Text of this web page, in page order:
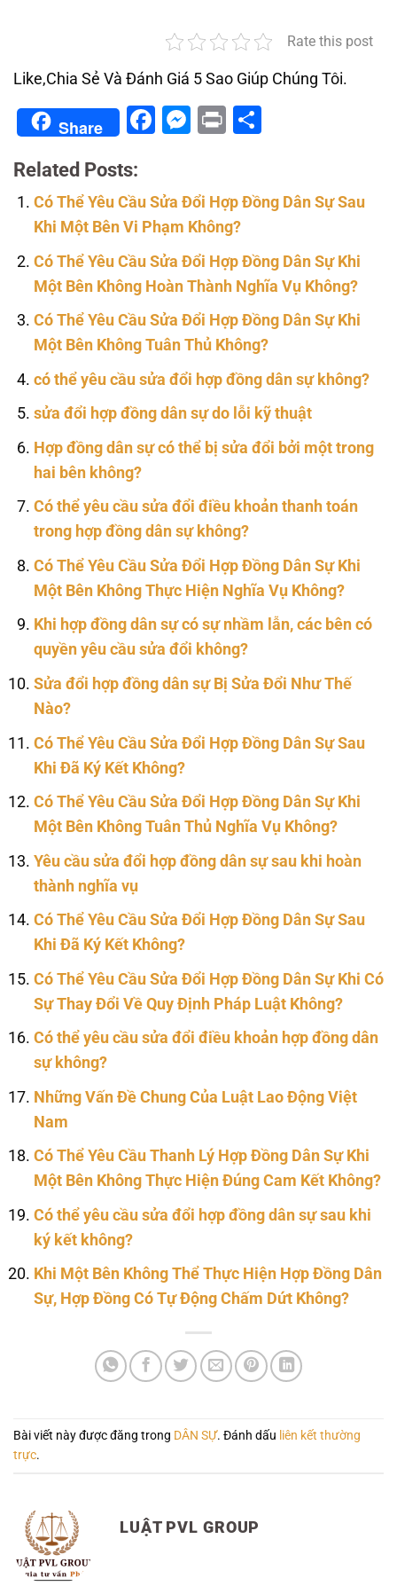
Rate this post
Like,Chia Sẻ Và Đánh Giá 5 Sao Giúp Chúng Tôi.
Share Facebook
Messenger
Print
Related Posts:
Có Thể Yêu Cầu Sửa Đổi Hợp Đồng Dân Sự Sau
Khi Một Bên Vi Phạm Không?
Có Thể Yêu Cầu Sửa Đổi Hợp Đồng Dân Sự Khi
Một Bên Không Hoàn Thành Nghĩa Vụ Không?
Có Thể Yêu Cầu Sửa Đổi Hợp Đồng Dân Sự Khi
Một Bên Không Tuân Thủ Không?
có thể yêu cầu sửa đổi hợp đồng dân sự không?
sửa đổi hợp đồng dân sự do lỗi kỹ thuật
Hợp đồng dân sự có thể bị sửa đổi bởi một trong
hai bên không?
Có thể yêu cầu sửa đổi điều khoản thanh toán
trong hợp đồng dân sự không?
Có Thể Yêu Cầu Sửa Đổi Hợp Đồng Dân Sự Khi
Một Bên Không Thực Hiện Nghĩa Vụ Không?
Khi hợp đồng dân sự có sự nhầm lẫn, các bên có
quyền yêu cầu sửa đổi không?
Sửa đổi hợp đồng dân sự Bị Sửa Đổi Như Thế
Nào?
Có Thể Yêu Cầu Sửa Đổi Hợp Đồng Dân Sự Sau
Khi Đã Ký Kết Không?
Có Thể Yêu Cầu Sửa Đổi Hợp Đồng Dân Sự Khi
Một Bên Không Tuân Thủ Nghĩa Vụ Không?
Yêu cầu sửa đổi hợp đồng dân sự sau khi hoàn
thành nghĩa vụ
Có Thể Yêu Cầu Sửa Đổi Hợp Đồng Dân Sự Sau
Khi Đã Ký Kết Không?
Có Thể Yêu Cầu Sửa Đổi Hợp Đồng Dân Sự Khi Có
Sự Thay Đổi Về Quy Định Pháp Luật Không?
Có thể yêu cầu sửa đổi điều khoản hợp đồng dân
sự không?
Những Vấn Đề Chung Của Luật Lao Động Việt
Nam
Có Thể Yêu Cầu Thanh Lý Hợp Đồng Dân Sự Khi
Một Bên Không Thực Hiện Đúng Cam Kết Không?
Có thể yêu cầu sửa đổi hợp đồng dân sự sau khi
ký kết không?
Khi Một Bên Không Thể Thực Hiện Hợp Đồng Dân
Sự, Hợp Đồng Có Tự Động Chấm Dứt Không?
Bài viết này được đăng trong DÂN SỰ. Đánh dấu liên kết thường
trực.
LUẬT PVL GROUP